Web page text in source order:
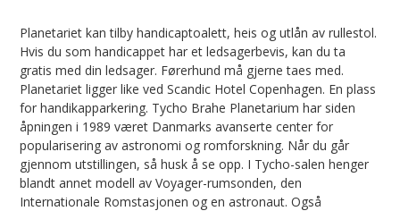
Planetariet kan tilby handicaptoalett, heis og utlån av rullestol.
Hvis du som handicappet har et ledsagerbevis, kan du ta
gratis med din ledsager. Førerhund må gjerne taes med.
Planetariet ligger like ved Scandic Hotel Copenhagen. En plass
for handikapparkering. Tycho Brahe Planetarium har siden
åpningen i 1989 været Danmarks avanserte center for
popularisering av astronomi og romforskning. Når du går
gjennom utstillingen, så husk å se opp. I Tycho-salen henger
blandt annet modell av Voyager-rumsonden, den
Internationale Romstasjonen og en astronaut. Også